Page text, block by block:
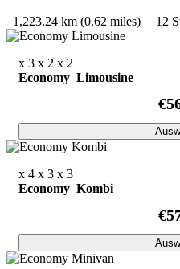
1,223.24 km (0.62 miles) | 12
x 3 x 2 x 2
Economy Limousine
x 4 x 3 x 3
Economy Kombi